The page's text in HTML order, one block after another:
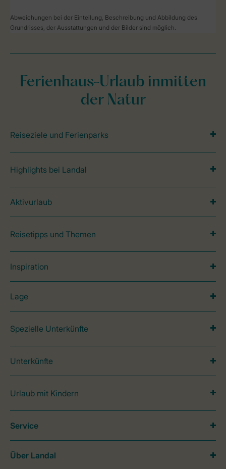
Abweichungen bei der Einteilung, Beschreibung und Abbildung des
Grundrisses, der Ausstattungen und der Bilder sind möglich.
Ferienhaus-Urlaub inmitten
der Natur
Reiseziele und Ferienparks
Highlights bei Landal
Aktivurlaub
Reisetipps und Themen
Inspiration
Lage
Spezielle Unterkünfte
Unterkünfte
Urlaub mit Kindern
Service
Über Landal